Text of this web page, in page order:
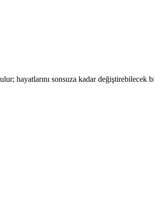
hayatlarını sonsuza kadar değiştirebilecek